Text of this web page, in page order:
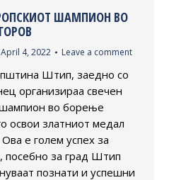
ШАМПИОН ВО
April 4, 2022 Leave a comment
Штип, заедно со
организираа свечен
во борење
освои златниот медал
е голем успех за
посебно за град Штип
познати и успешни